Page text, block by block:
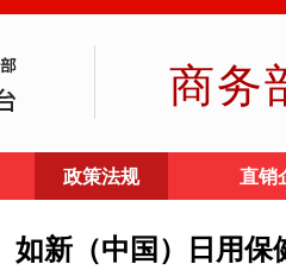
商务
政策法规 直销
如新（中国）日用